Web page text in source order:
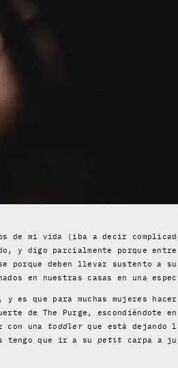
de mi vida (iba a decir
y digo parcialmente porque
porque deben llevar sustento a
en nuestras casas en una
, y es que para muchas mujeres
de The Purge,
con una toddler que está
tengo que ir a su petit
carpa a